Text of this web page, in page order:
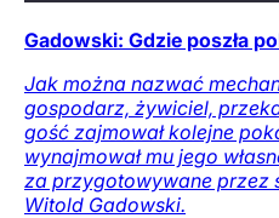
Gadowski: Gdzie poszła
Jak można nazwać
gospodarz, żywiciel,
gość zajmował kolejne
wynajmował mu jego
za przygotowywane przez
Witold Gadowski.